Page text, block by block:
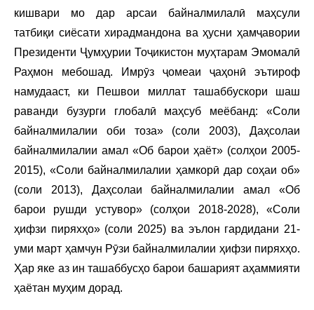
кишвари мо дар арсаи байналмилалӣ маҳсули
татбиқи сиёсати хирадмандона ва ҳусни ҳамҷавории
Президенти Ҷумҳурии Тоҷикистон муҳтарам Эмомалӣ
Раҳмон мебошад. Имрӯз ҷомеаи ҷаҳонӣ эътироф
намудааст, ки Пешвои миллат ташаббускори шаш
раванди бузурги глобалӣ маҳсуб меёбанд: «Соли
байналмилалии оби тоза» (соли 2003), Даҳсолаи
байналмилалии амал «Об барои ҳаёт» (солҳои 2005-
2015), «Соли байналмилалии ҳамкорӣ дар соҳаи об»
(соли 2013), Даҳсолаи байналмилалии амал «Об
барои рушди устувор» (солҳои 2018-2028), «Соли
ҳифзи пиряхҳо» (соли 2025) ва эълон гардидани 21-
уми март ҳамчун Рӯзи байналмилалии ҳифзи пиряхҳо.
Ҳар яке аз ин ташаббусҳо барои башарият аҳаммияти
ҳаётан муҳим дорад.